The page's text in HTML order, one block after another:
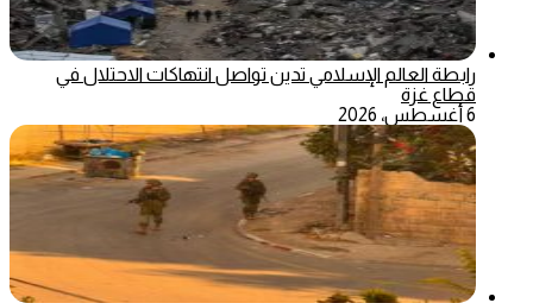
رابطة العالم الإسلامي تدين تواصل انتهاكات الاحتلال في
قطاع غزة
6 أغسطس، 2026